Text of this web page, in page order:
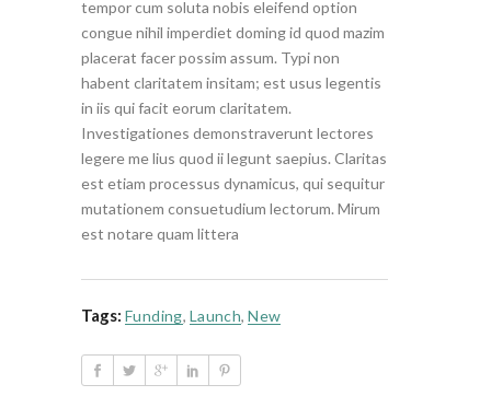
tempor cum soluta nobis eleifend option
congue nihil imperdiet doming id quod mazim
placerat facer possim assum. Typi non
habent claritatem insitam; est usus legentis
in iis qui facit eorum claritatem.
Investigationes demonstraverunt lectores
legere me lius quod ii legunt saepius. Claritas
est etiam processus dynamicus, qui sequitur
mutationem consuetudium lectorum. Mirum
est notare quam littera
Tags: Funding, Launch, New